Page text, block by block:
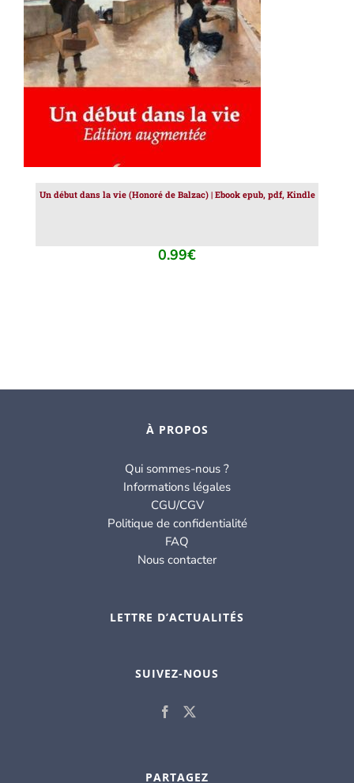
AJOUTER AU PANIER / DÉTAILS
Un début dans la vie (Honoré de Balzac) | Ebook epub, pdf, Kindle
0.99€
À PROPOS
Qui sommes-nous ?
Informations légales
CGU/CGV
Politique de confidentialité
FAQ
Nous contacter
LETTRE D’ACTUALITÉS
SUIVEZ-NOUS
PARTAGEZ